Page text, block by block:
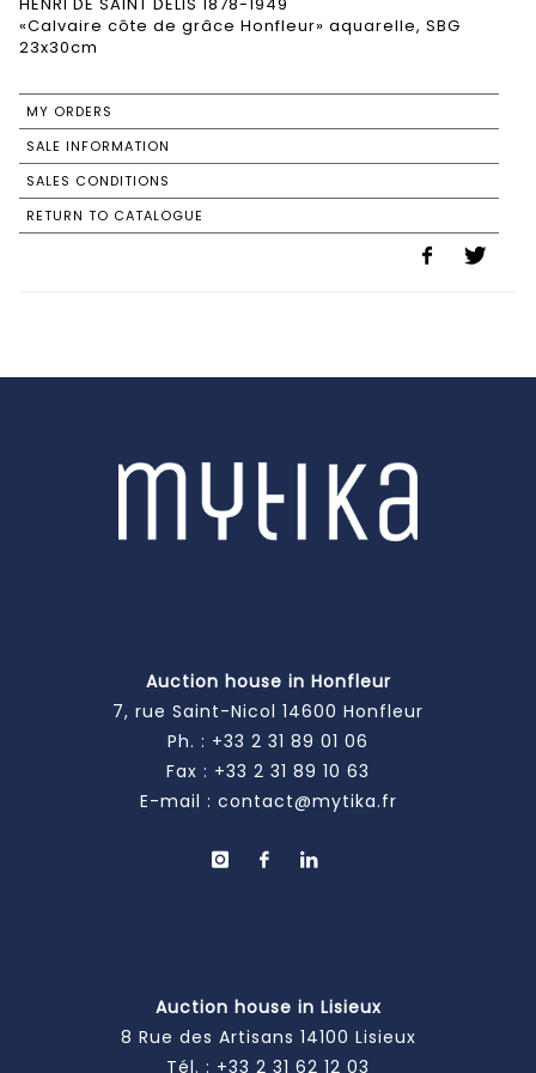
«Calvaire côte de grâce Honfleur» aquarelle, SBG
23x30cm
MY ORDERS
SALE INFORMATION
SALES CONDITIONS
RETURN TO CATALOGUE
Auction house in Honfleur
7, rue Saint-Nicol 14600 Honfleur
Ph. : +33 2 31 89 01 06
Fax : +33 2 31 89 10 63
E-mail : contact@mytika.fr
Auction house in Lisieux
8 Rue des Artisans 14100 Lisieux
Tél. : +33 2 31 62 12 03